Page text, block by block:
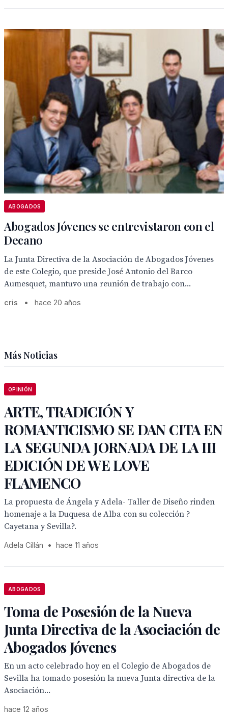
ABOGADOS
Abogados Jóvenes se entrevistaron con el
Decano
La Junta Directiva de la Asociación de Abogados Jóvenes
de este Colegio, que preside José Antonio del Barco
Aumesquet, mantuvo una reunión de trabajo con...
cris • hace 20 años
Más Noticias
OPINIÓN
ARTE, TRADICIÓN Y
ROMANTICISMO SE DAN CITA EN
LA SEGUNDA JORNADA DE LA III
EDICIÓN DE WE LOVE
FLAMENCO
La propuesta de Ángela y Adela- Taller de Diseño rinden
homenaje a la Duquesa de Alba con su colección ?
Cayetana y Sevilla?.
Adela Cillán • hace 11 años
ABOGADOS
Toma de Posesión de la Nueva
Junta Directiva de la Asociación de
Abogados Jóvenes
En un acto celebrado hoy en el Colegio de Abogados de
Sevilla ha tomado posesión la nueva Junta directiva de la
Asociación...
hace 12 años